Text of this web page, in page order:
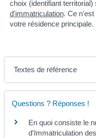
choix (identifiant territorial)
d'immatriculation. Ce n'est
votre résidence principale.
Textes de référence
Questions ? Réponses !
En quoi consiste le
d'Immatriculation